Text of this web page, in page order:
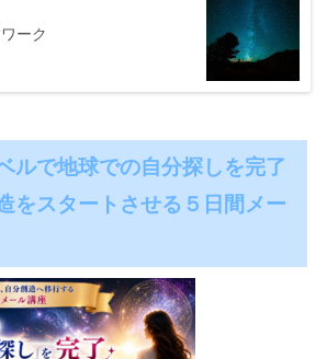
ーク
ルで地球での自分探しを完了
をスタートさせる５日間メー